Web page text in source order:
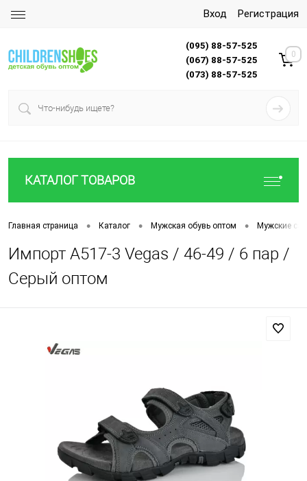
Вход Регистрация
(095) 88-57-525
(067) 88-57-525
(073) 88-57-525
0
КАТАЛОГ ТОВАРОВ
Главная страница • Каталог • Мужская обувь оптом • Мужские
Импорт A517-3 Vegas / 46-49 / 6 пар /
Серый оптом